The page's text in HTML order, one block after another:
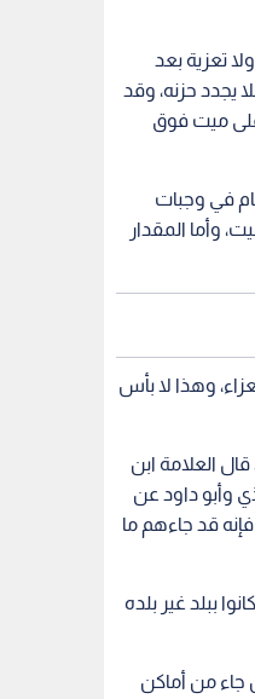
تعزية بعد
يجدد حزنه، وقد
على ميت فوق
في وجبات
وأما المقدار
وهذا لا بأس
العلامة ابن
وأبو داود عن
قد جاءهم ما
أو كانوا ببلد غير بلده
جاء من أماكن